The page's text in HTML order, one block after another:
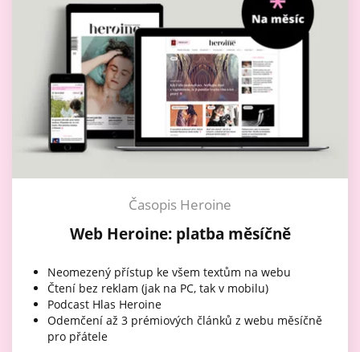
Časopis Heroine
Web Heroine: platba měsíčně
Neomezený přístup ke všem textům na webu
Čtení bez reklam (jak na PC, tak v mobilu)
Podcast Hlas Heroine
Odemčení až 3 prémiových článků z webu měsíčně
pro přátele